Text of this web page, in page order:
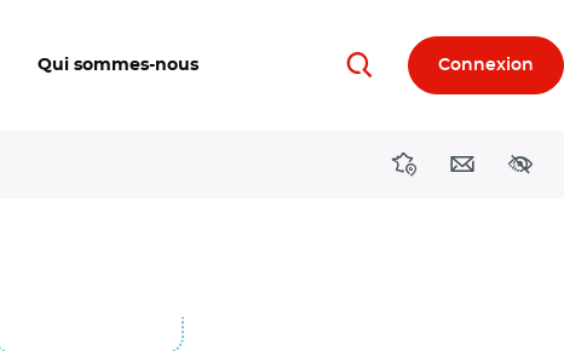
Qui sommes-nous RechercherConnexion
DirectionsContact